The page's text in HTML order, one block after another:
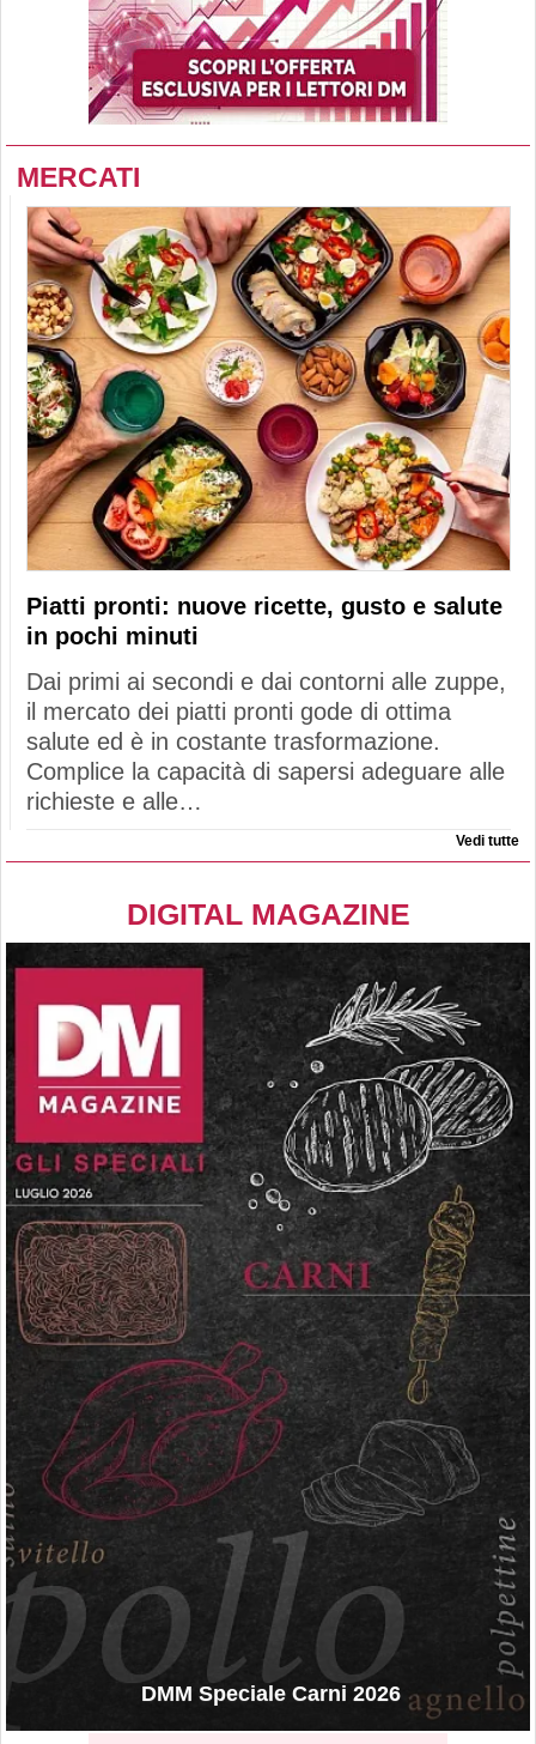
MERCATI
Piatti pronti: nuove ricette, gusto e salute
in pochi minuti
Dai primi ai secondi e dai contorni alle zuppe,
il mercato dei piatti pronti gode di ottima
salute ed è in costante trasformazione.
Complice la capacità di sapersi adeguare alle
richieste e alle…
Vedi tutte
DIGITAL MAGAZINE
DMM Speciale Carni 2026